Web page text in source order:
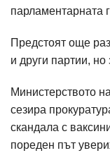
Предстоят още
и други партии, но
Министерството
сезира
скандала с
пореден път